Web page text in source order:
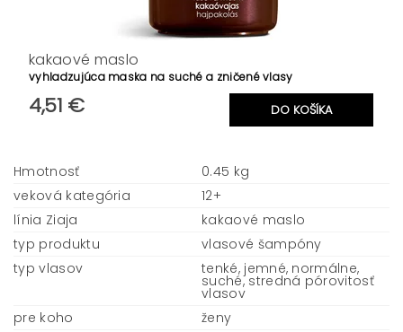
kakaové maslo
vyhladzujúca maska na suché a zničené vlasy
4,51 €
Hmotnosť
0.45 kg
veková kategória
12+
línia Ziaja
kakaové maslo
typ produktu
vlasové šampóny
typ vlasov
tenké, jemné, normálne,
suché, stredná pórovitosť
vlasov
pre koho
ženy